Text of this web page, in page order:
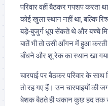
परिवार वहीं बैठकर गपशप करता
कोई खुला स्थान नहीं था, बल्कि
बड़े-बुजुर्ग धूप सेंकते थे और बच्चे
बातें भी तो उसी आँगन में हुआ
बाँधने और शू रेक का स्थान खा
चारपाई पर बैठकर परिवार के साथ
तो रह गए हैं। उन चारपाइयों
बेशक बैठते ही थकान कुछ हद तक